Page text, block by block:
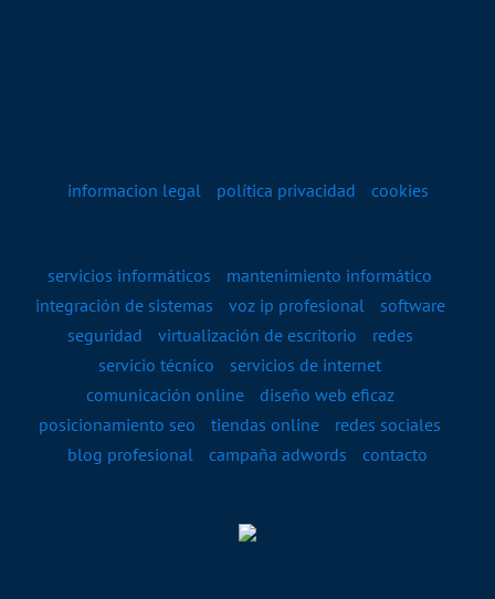
informacion legal política privacidad cookies
servicios informáticos
mantenimiento informático
integración de sistemas
voz ip profesional
software
seguridad
virtualización de escritorio
redes
servicio técnico
servicios de internet
comunicación online
diseño web eficaz
posicionamiento seo
tiendas online
redes sociales
blog profesional
campaña adwords contacto